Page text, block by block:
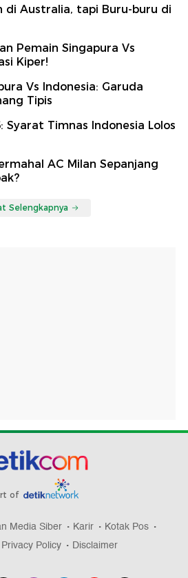
di Australia, tapi Buru-buru di
Pemain Singapura Vs
Kiper!
Vs Indonesia: Garuda
Tipis
Syarat Timnas Indonesia Lolos
AC Milan Sepanjang
Selengkapnya
of
Media Siber Karir
Kotak Pos
Privacy Policy Disclaimer